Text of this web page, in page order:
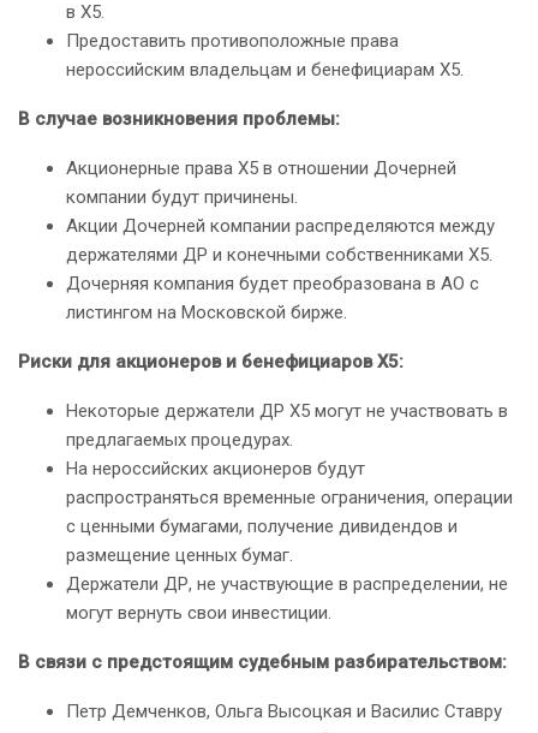
в X5.
Предоставить противоположные права
нероссийским владельцам и бенефициарам X5.
В случае возникновения проблемы:
Акционерные права X5 в отношении Дочерней
компании будут причинены.
Акции Дочерней компании распределяются между
держателями ДР и конечными собственниками X5.
Дочерняя компания будет преобразована в АО с
листингом на Московской бирже.
Риски для акционеров и бенефициаров X5:
Некоторые держатели ДР X5 могут не участвовать в
предлагаемых процедурах.
На нероссийских акционеров будут
распространяться временные ограничения, операции
с ценными бумагами, получение дивидендов и
размещение ценных бумаг.
Держатели ДР, не участвующие в распределении, не
могут вернуть свои инвестиции.
В связи с предстоящим судебным разбирательством:
Петр Демченков, Ольга Высоцкая и Василис Ставру